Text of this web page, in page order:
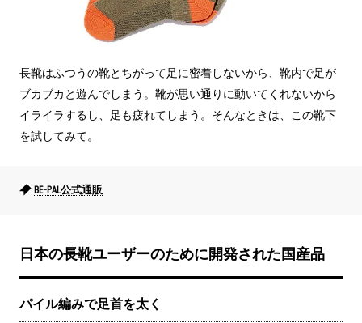
長靴はふつうの靴とちがって足に密着しないから、靴内で足が
ブカブカと遊んでしまう。靴が思い通りに動いてくれないから
イライラするし、足も疲れてしまう。そんなときは、この靴下
を試してみて。
BE-PAL公式通販
日本の長靴ユーザーのために開発された国産品
パイル編みで足首を太く